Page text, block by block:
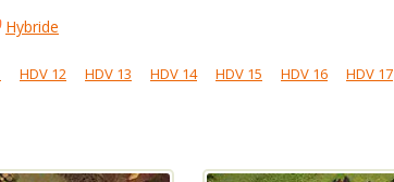
Hybride
HDV 12 HDV 13 HDV 14 HDV 15 HDV 16 HDV 17